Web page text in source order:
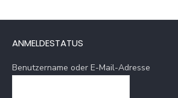
ANMELDESTATUS
Benutzername oder E-Mail-Adresse